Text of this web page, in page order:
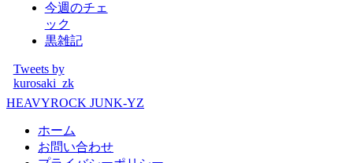
今週のチェ
ック
黒雑記
Tweets by
kurosaki_zk
HEAVYROCK JUNK-YZ
ホーム
お問い合わせ